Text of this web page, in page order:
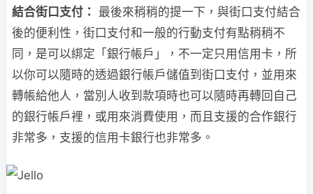
結合街口支付： 最後來稍稍的提一下，與街口支付結合
後的便利性，街口支付和一般的行動支付有點稍稍不
同，是可以綁定「銀行帳戶」，不一定只用信用卡，所
以你可以隨時的透過銀行帳戶儲值到街口支付，並用來
轉帳給他人，當別人收到款項時也可以隨時再轉回自己
的銀行帳戶裡，或用來消費使用，而且支援的合作銀行
非常多，支援的信用卡銀行也非常多。